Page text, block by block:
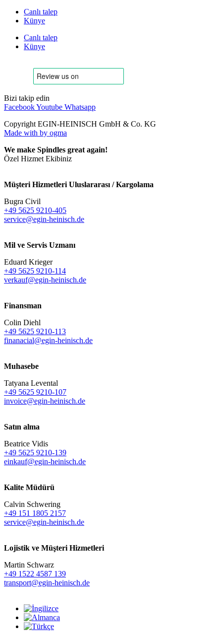
Canlı talep
Künye
Canlı talep
Künye
Bizi takip edin
FacebookYoutube Whatsapp
Copyright EGIN-HEINISCH GmbH & Co. KG
Made with by ogma
We make Spindles great again!
Özel Hizmet Ekibiniz
Müşteri Hizmetleri Uluslararası / Kargolama
Bugra Civil
+49 5625 9210-405
service@egin-heinisch.de
Mil ve Servis Uzmanı
Eduard Krieger
+49 5625 9210-114
verkauf@egin-heinisch.de
Finansman
Colin Diehl
+49 5625 9210-113
finanacial@egin-heinisch.de
Muhasebe
Tatyana Levental
+49 5625 9210-107
invoice@egin-heinisch.de
Satın alma
Beatrice Vidis
+49 5625 9210-139
einkauf@egin-heinisch.de
Kalite Müdürü
Calvin Schwering
+49 151 1805 2157
service@egin-heinisch.de
Lojistik ve Müşteri Hizmetleri
Martin Schwarz
+49 1522 4587 139
transport@egin-heinisch.de